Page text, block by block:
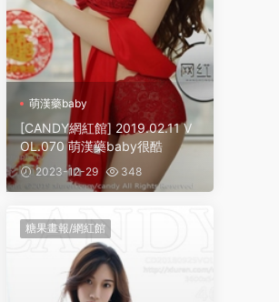
萌漢藥baby
[CANDY網紅館] 2019.02.11 V
OL.070 萌漢藥baby很酷
2023-12-29 348
糖果畫報/網紅館